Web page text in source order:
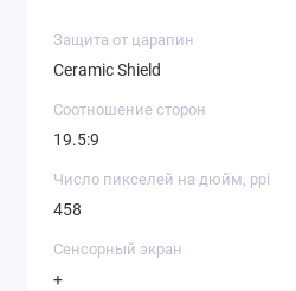
Защита от царапин
Ceramic Shield
Соотношение сторон
19.5:9
Число пикселей на дюйм, ppi
458
Сенсорный экран
+